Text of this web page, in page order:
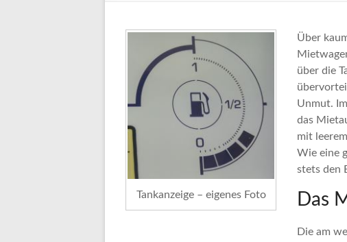
Tankanzeige – eigenes Foto
Über
über die
Unmut.
das
mit
Wie eine
stets den
Das
Die am